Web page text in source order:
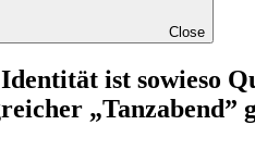
Close
ist sowieso
„Tanzabend”